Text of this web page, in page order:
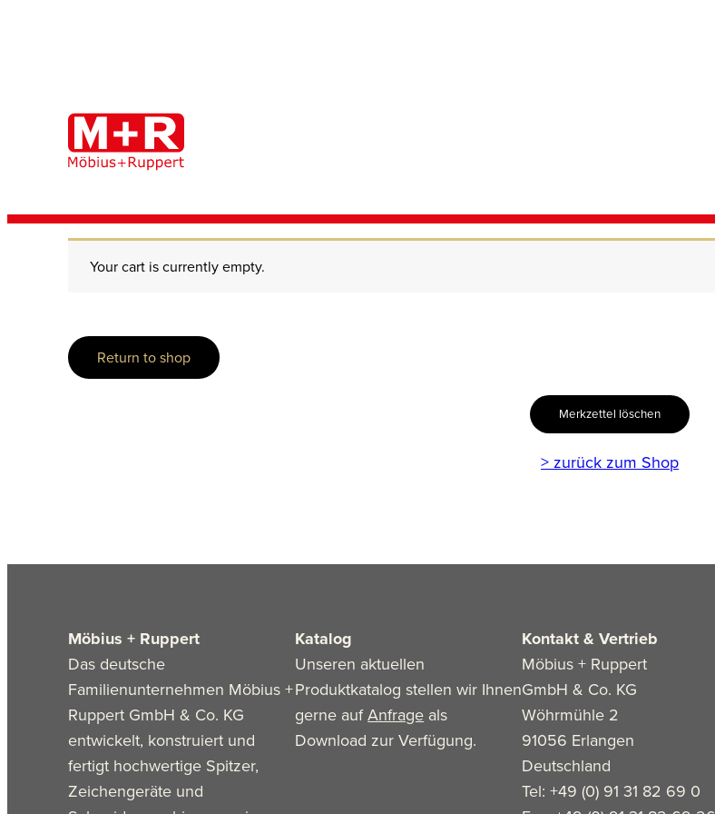
Your cart is currently empty.
Return to shop
Merkzettel löschen
> zurück zum Shop
Möbius + Ruppert
Das deutsche
Familienunternehmen Möbius +
Ruppert GmbH & Co. KG
entwickelt, konstruiert und
fertigt hochwertige Spitzer,
Zeichengeräte und
Katalog
Unseren aktuellen
Produktkatalog stellen wir Ihnen
gerne aufAnfrage als
Download zur Verfügung.
Kontakt & Vertrieb
Möbius + Ruppert
GmbH & Co. KG
Wöhrmühle 2
91056 Erlangen
Deutschland
Tel: +49 (0) 91 31 82 69 0